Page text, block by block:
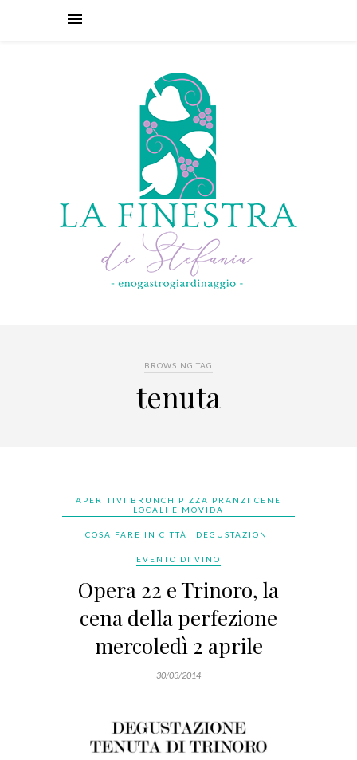
BROWSING TAG
tenuta
APERITIVI BRUNCH PIZZA PRANZI CENE
LOCALI E MOVIDA
COSA FARE IN CITTÀ DEGUSTAZIONI
EVENTO DI VINO
Opera 22 e Trinoro, la
cena della perfezione
mercoledì 2 aprile
30/03/2014